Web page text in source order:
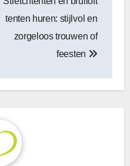
tenten huren: stijlvol en
zorgeloos trouwen of
feesten